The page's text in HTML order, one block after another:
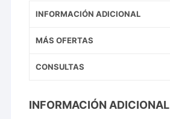
INFORMACIÓN ADICIONAL
MÁS OFERTAS
CONSULTAS
INFORMACIÓN ADICIONAL